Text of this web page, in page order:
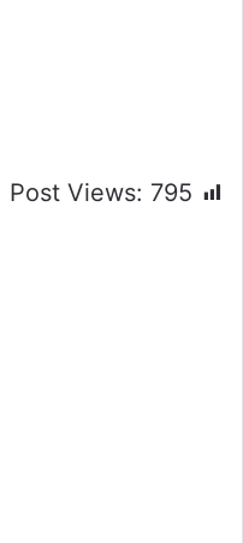
Post Views: 795